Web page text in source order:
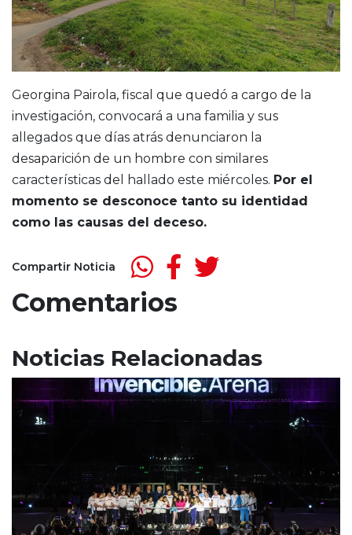
Georgina Pairola, fiscal que quedó a cargo de la
investigación, convocará a una familia y sus
allegados que días atrás denunciaron la
desaparición de un hombre con similares
características del hallado este miércoles. Por el
momento se desconoce tanto su identidad
como las causas del deceso.
Compartir Noticia
Comentarios
Noticias Relacionadas